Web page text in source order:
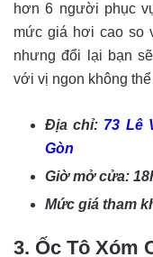
hơn 6 người phục
mức giá hơi cao so
nhưng đổi lại bạn
với vị ngon không
Địa chỉ: 73 Lê
Gòn
Giờ mở cửa:
Mức giá tham
3. Ốc Tô Xóm